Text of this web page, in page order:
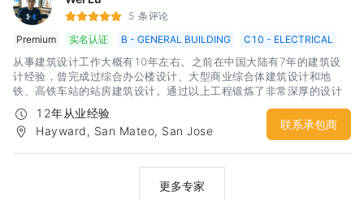
5 条评论
Premium
实名认证 B - GENERAL BUILDING C10 - ELECTRICAL
从事建筑设计工作大概有10年左右。之前在中国大陆有7年的建筑设
计经验，曾完成过综合办公楼设计、大型商业综合体建筑设计和地
铁、高铁车站的站房建筑设计。通过以上工程锻炼了非常深厚的设计
功底。同时对于不同性质的建筑具有非常敏锐的设计思路和出发点。
建筑内部的空间营造和变化也具备一定的实力。目前在北美从事家建
行业的建筑设计，通过一定的经验积累，对于湾区各个city的code和
12年从业经验
Hayward, San Mateo, San Jose
联系承包商
更多专家